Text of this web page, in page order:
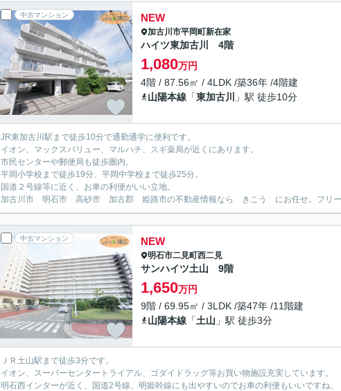
中古マンション NEW
加古川市平岡町新在家
ハイツ東加古川 4階
1,080万円
4階 / 87.56㎡ / 4LDK /築36年 /4階建
山陽本線 「東加古川 」駅 徒歩10分
JR東加古川駅まで徒歩10分で通勤通学に便利です。
イオン、マックスバリュー、マルハチ、スギ薬局が近くにあります。
市民センターや郵便局も徒歩圏内。
平岡小学校まで徒歩19分、平岡中学校まで徒歩25分。
国道２号線等に近く、お車の利便がいい立地。
加古川市 明石市 高砂市 加古郡 姫路市の不動産情報なら きこう にお任せ。フリー
中古マンション NEW
明石市二見町西二見
サンハイツ土山 9階
1,650万円
9階 / 69.95㎡ / 3LDK /築47年 /11階建
山陽本線 「土山 」駅 徒歩3分
ＪＲ土山駅まで徒歩3分です。
イオン、スーパーセンタートライアル、ゴダイドラッグ等お買い物施設充実しています。
明石西インターが近く、国道2号線、明姫幹線にも出やすいのでお車の利便もいいですね。